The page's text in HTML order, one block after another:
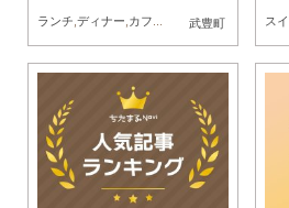
武豊町
ランチ ディナー カフェ スイーツ,テイクアウ
ス